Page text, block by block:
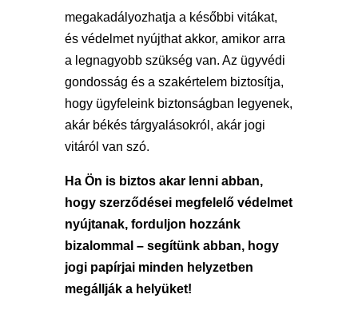
megakadályozhatja a későbbi vitákat,
és védelmet nyújthat akkor, amikor arra
a legnagyobb szükség van. Az ügyvédi
gondosság és a szakértelem biztosítja,
hogy ügyfeleink biztonságban legyenek,
akár békés tárgyalásokról, akár jogi
vitáról van szó.
Ha Ön is biztos akar lenni abban,
hogy szerződései megfelelő védelmet
nyújtanak, forduljon hozzánk
bizalommal – segítünk abban, hogy
jogi papírjai minden helyzetben
megállják a helyüket!